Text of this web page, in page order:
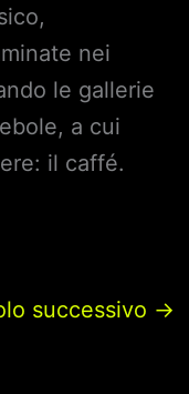
nei
le gallerie
a cui
il caffé.
successivo →